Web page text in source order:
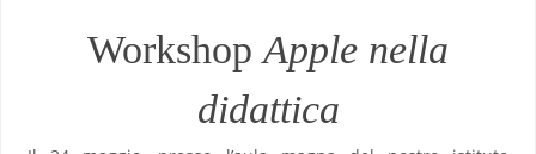
WorkshopApple nella
didattica